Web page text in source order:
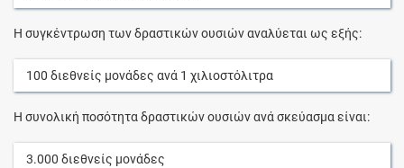
Η συγκέντρωση των δραστικών ουσιών αναλύεται ως εξής:
100 διεθνείς μονάδες ανά 1 χιλιοστόλιτρα
Η συνολική ποσότητα δραστικών ουσιών ανά σκεύασμα είναι:
3.000 διεθνείς μονάδες